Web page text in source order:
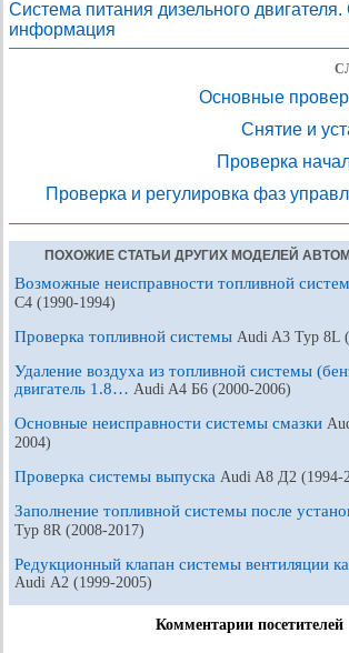
Система питания дизельного
информация
Основные
Снятие и
Проверка
Проверка и регулировка фаз
ПОХОЖИЕ СТАТЬИ ДРУГИХ МОДЕЛЕЙ
Возможные неисправности топливной
С4 (1990-1994)
Проверка топливной системы Audi A3 Typ 8L
Удаление воздуха из топливной системы
двигатель 1.8… Audi A4 Б6 (2000-2006)
Основные неисправности системы смазки
2004)
Проверка системы выпуска Audi A8 Д2 (1994-
Заполнение топливной системы после
Typ 8R (2008-2017)
Редукционный клапан системы вентиляции
Audi А2 (1999-2005)
Комментарии посетителей